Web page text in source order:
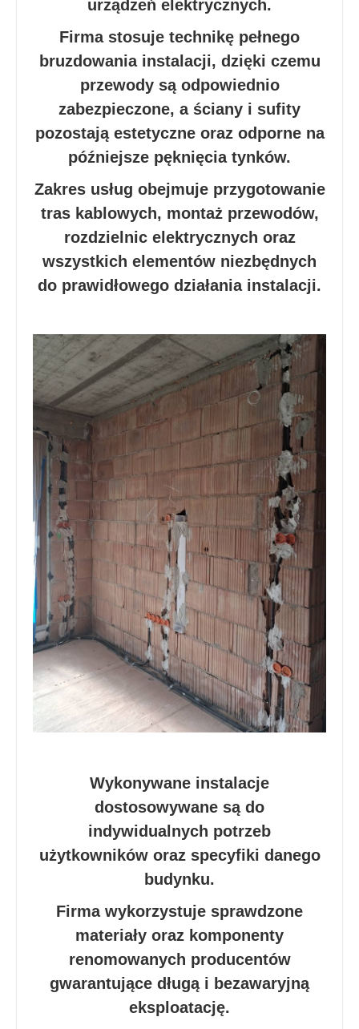
urządzeń elektrycznych.
Firma stosuje technikę pełnego
bruzdowania instalacji, dzięki czemu
przewody są odpowiednio
zabezpieczone, a ściany i sufity
pozostają estetyczne oraz odporne na
późniejsze pęknięcia tynków.
Zakres usług obejmuje przygotowanie
tras kablowych, montaż przewodów,
rozdzielnic elektrycznych oraz
wszystkich elementów niezbędnych
do prawidłowego działania instalacji.
Wykonywane instalacje
dostosowywane są do
indywidualnych potrzeb
użytkowników oraz specyfiki danego
budynku.
Firma wykorzystuje sprawdzone
materiały oraz komponenty
renomowanych producentów
gwarantujące długą i bezawaryjną
eksploatację.